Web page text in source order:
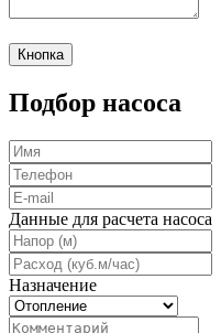
Кнопка
Подбор насоса
Данные для расчета насоса
Назначение